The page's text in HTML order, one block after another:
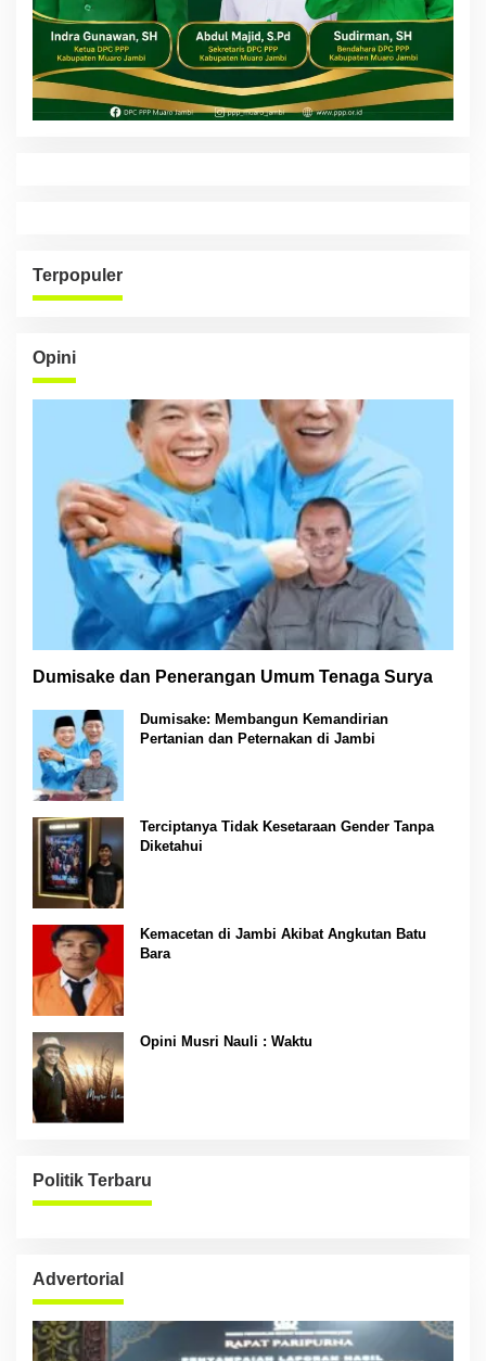
Terpopuler
Opini
Dumisake dan Penerangan Umum Tenaga Surya
Dumisake: Membangun Kemandirian
Pertanian dan Peternakan di Jambi
Terciptanya Tidak Kesetaraan Gender Tanpa
Diketahui
Kemacetan di Jambi Akibat Angkutan Batu
Bara
Opini Musri Nauli : Waktu
Politik Terbaru
Advertorial